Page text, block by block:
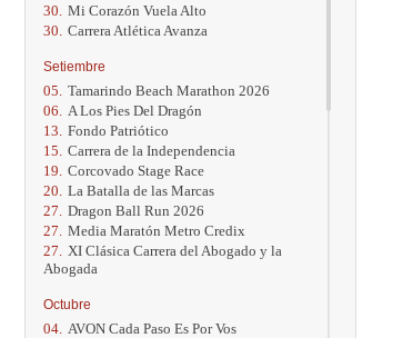
30. Mi Corazón Vuela Alto
30. Carrera Atlética Avanza
Setiembre
05. Tamarindo Beach Marathon 2026
06.
A Los Pies Del Dragón
13. Fondo Patriótico
15. Carrera de la Independencia
19. Corcovado Stage Race
20. La Batalla de las Marcas
27. Dragon Ball Run 2026
27. Media Maratón Metro Credix
27.
XI Clásica Carrera del Abogado y la
Abogada
Octubre
04. AVON Cada Paso Es Por Vos